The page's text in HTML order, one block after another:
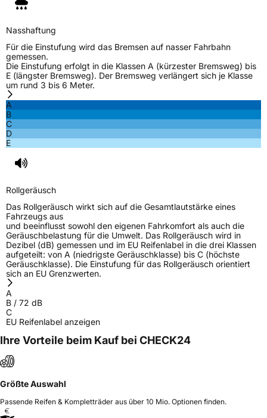
Rollgeräusch (dB)72
FahrzeugklasseC1
3PMSF / Schneeflockensymbol / Alpine-Symbol
Allgemeine Produktsicherheit (GPSR)
Nasshaftung
Für die Einstufung wird das Bremsen auf nasser Fahrbahn
gemessen.
Die Einstufung erfolgt in die Klassen A (kürzester Bremsweg) bis
E (längster Bremsweg). Der Bremsweg verlängert sich je Klasse
um rund 3 bis 6 Meter.
A
B
C
D
E
Rollgeräusch
Das Rollgeräusch wirkt sich auf die Gesamtlautstärke eines
Fahrzeugs aus
und beeinflusst sowohl den eigenen Fahrkomfort als auch die
Geräuschbelastung für die Umwelt. Das Rollgeräusch wird in
Dezibel (dB) gemessen und im EU Reifenlabel in die drei Klassen
aufgeteilt: von A (niedrigste Geräuschklasse) bis C (höchste
Geräuschklasse). Die Einstufung für das Rollgeräusch orientiert
sich an EU Grenzwerten.
A
B / 72 dB
C
EU Reifenlabel anzeigen
Ihre Vorteile beim Kauf bei CHECK24
Größte Auswahl
Passende Reifen & Kompletträder aus über 10 Mio. Optionen finden.